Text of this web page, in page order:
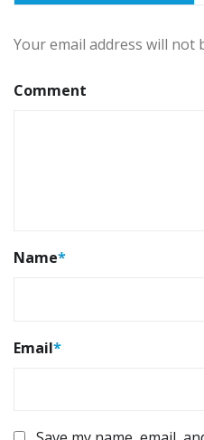
Your email address will not
Comment
Name*
Email*